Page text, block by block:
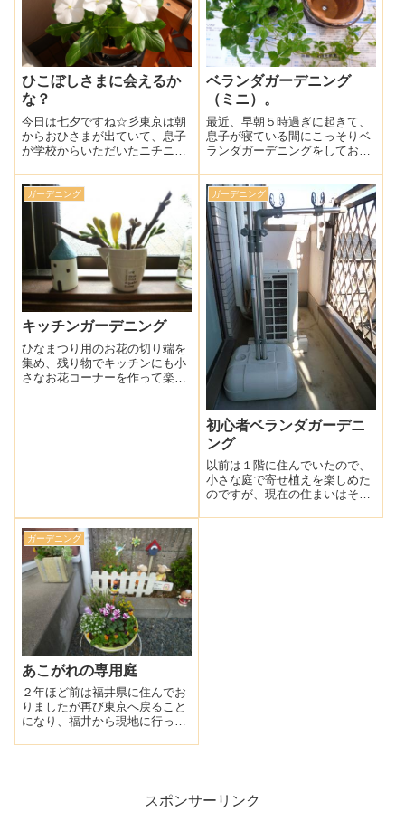
ひこぼしさまに会えるか
な？
今日は七夕ですね☆彡東京は朝
からおひさまが出ていて、息子
が学校からいただいたニチニチ
的に暑くなる前にベランダガー
デニングを楽しみたくて、かわ
いい雑貨を購入しました。何を
寄せ植えしようかな？今のとこ
ろお天気がいいの・・・
ベランダガーデニング
（ミニ）。
最近、早朝５時過ぎに起きて、
息子が寝ている間にこっそりベ
ランダガーデニングをしており
れなりに楽しいです♪ドッグド
アのお客様からシュガーパイン
という植物をいただき（ありが
とうございました！）、早速鉢
植えしようと思っ・・・
ガーデニング
キッチンガーデニング
ひなまつり用のお花の切り端を
集め、残り物でキッチンにも小
さなお花コーナーを作って楽し
ガーデニング
初心者ベランダガーデニ
ング
以前は１階に住んでいたので、
小さな庭で寄せ植えを楽しめた
のですが、現在の住まいはそん
ガーデニング
あこがれの専用庭
２年ほど前は福井県に住んでお
りましたが再び東京へ戻ること
になり、福井から現地に行って
すが、専用庭がついていますよ
～♪」とお電話で聞・・・スポンサーリンク